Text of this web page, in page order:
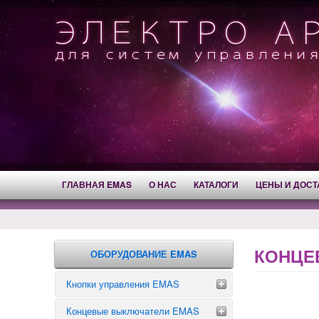
ГЛАВНАЯ EMAS О НАС КАТАЛОГИ ЦЕНЫ И
ОБОРУДОВАНИЕ EMAS
Кнопки управления EMAS
Аварийные кнопки
Концевые выключатели EMAS